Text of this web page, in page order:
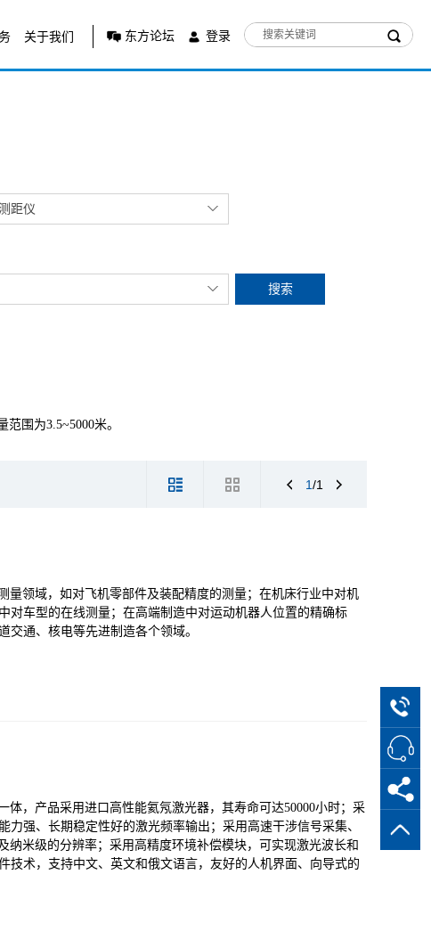
关于我们 东方论坛 登录
距仪
搜索
围为3.5~5000米。
1/1
量领域，如对飞机零部件及装配精度的测量；在机床行业中对机
对车型的在线测量；在高端制造中对运动机器人位置的精确标
交通、核电等先进制造各个领域。
体，产品采用进口高性能氦氖激光器，其寿命可达50000小时；采
强、长期稳定性好的激光频率输出；采用高速干涉信号采集、
纳米级的分辨率；采用高精度环境补偿模块，可实现激光波长和
技术，支持中文、英文和俄文语言，友好的人机界面、向导式的